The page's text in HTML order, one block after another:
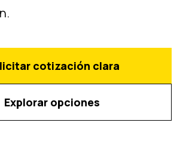
cotización clara
Explorar opciones